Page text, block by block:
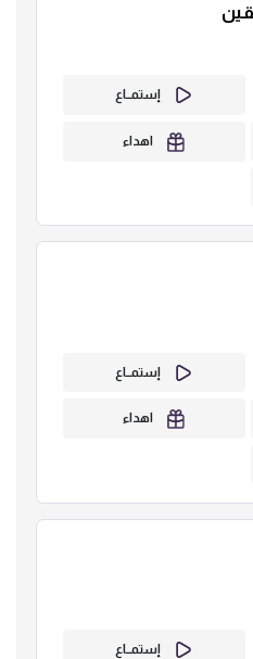
إستمــاع
اهداء
إستمــاع
اهداء
إستمــاع